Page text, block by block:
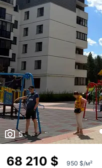
5
68 210 $ 950 $/м²